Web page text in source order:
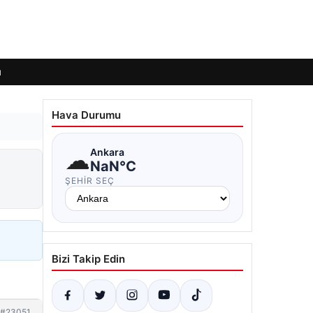
Hava Durumu
☁Ankara
NaN°C
ŞEHIR SEÇ
Bizi Takip Edin